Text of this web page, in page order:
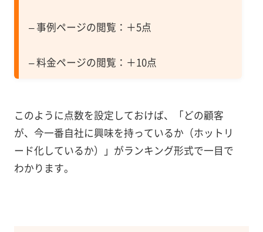
– 事例ページの閲覧：＋5点
– 料金ページの閲覧：＋10点
このように点数を設定しておけば、「どの顧客
が、今一番自社に興味を持っているか（ホットリ
ード化しているか）」がランキング形式で一目で
わかります。